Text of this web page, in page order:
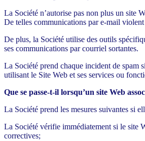
La Société n’autorise pas non plus un site
De telles communications par e-mail
De plus, la Société utilise des outils
ses communications par courriel sortantes.
La Société prend chaque incident de spam
utilisant le Site Web et ses services ou
Que se passe-t-il lorsqu’un site Web
La Société prend les mesures suivantes si
La Société vérifie immédiatement si le site
correctives;